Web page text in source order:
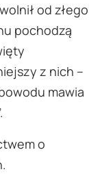
od złego
pochodzą
z nich –
mawia
o